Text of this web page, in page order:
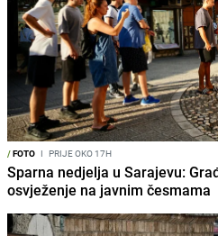
/FOTO I PRIJE OKO 17H
Sparna nedjelja u Sarajevu:
osvježenje na javnim česmama